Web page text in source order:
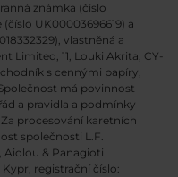
známka (číslo
UK00003696619) a
vlastněná a
Limited, 11, Louki Akrita, CY-
s cennými papíry,
má povinnost
a pravidla a podmínky
procesování karetních
společnosti L.F.
& Panagioti
registrační číslo: